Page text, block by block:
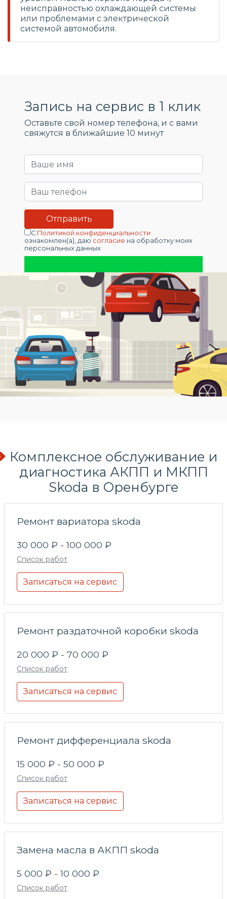
неисправностью охлаждающей системы
или проблемами с электрической
системой автомобиля.
Запись на сервис в 1 клик
Оставьте свой номер телефона, и c вами
свяжутся в ближайшие 10 минут
С Политикой конфиденциальности
ознакомлен(а), даю согласие на обработку моих
персональных данных
Комплексное обслуживание и
диагностика АКПП и МКПП
Skoda в Оренбурге
Ремонт вариатора skoda
30 000 ₽ - 100 000 ₽
Список работ
Записаться на сервис
Ремонт раздаточной коробки skoda
20 000 ₽ - 70 000 ₽
Список работ
Записаться на сервис
Ремонт дифференциала skoda
15 000 ₽ - 50 000 ₽
Список работ
Записаться на сервис
Замена масла в АКПП skoda
5 000 ₽ - 10 000 ₽
Список работ